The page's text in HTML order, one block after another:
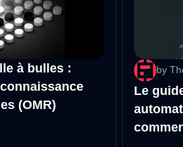
à bulles :
(OMR)
by
Le